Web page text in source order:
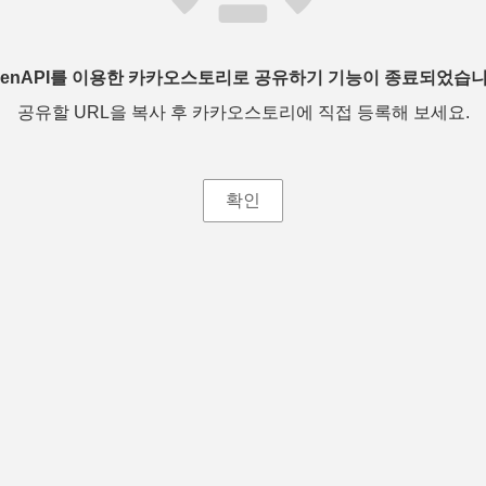
를 이용한 카카오스토리로 공유하기 기능이 종료되었습
공유할 URL을 복사 후 카카오스토리에 직접 등록해 보세요.
확인